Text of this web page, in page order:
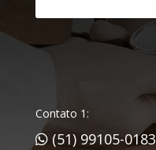
Contato 1:
(51) 99105-0183